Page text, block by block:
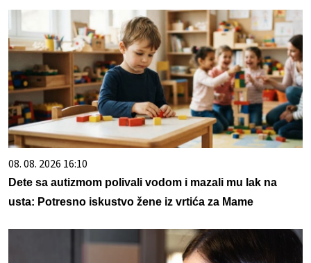
08. 08. 2026 16:10
Dete sa autizmom polivali vodom i mazali mu lak na
usta: Potresno iskustvo žene iz vrtića za Mame